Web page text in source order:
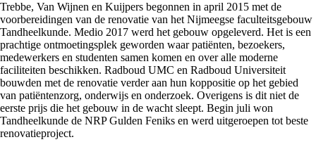
Trebbe, Van Wijnen en Kuijpers begonnen in april 2015 met de
voorbereidingen van de renovatie van het Nijmeegse faculteitsgebouw
Tandheelkunde. Medio 2017 werd het gebouw opgeleverd. Het is een
prachtige ontmoetingsplek geworden waar patiënten, bezoekers,
medewerkers en studenten samen komen en over alle moderne
faciliteiten beschikken. Radboud UMC en Radboud Universiteit
bouwden met de renovatie verder aan hun koppositie op het gebied
van patiëntenzorg, onderwijs en onderzoek. Overigens is dit niet de
eerste prijs die het gebouw in de wacht sleept. Begin juli won
Tandheelkunde de NRP Gulden Feniks en werd uitgeroepen tot beste
renovatieproject.